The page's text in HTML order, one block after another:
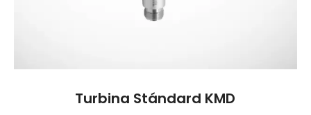
Turbina Stándard KMD